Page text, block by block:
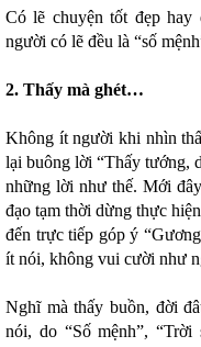
Có lẽ chuyện tốt đẹp
người có lẽ đều là “số
2. Thấy mà ghét…
Không ít người khi nhìn
lại buông lời “Thấy tướng,
những lời như thế. Mới
đạo tạm thời dừng thực
đến trực tiếp góp ý
ít nói, không vui cười như
Nghĩ mà thấy buồn, đời
nói, do “Số mệnh”,